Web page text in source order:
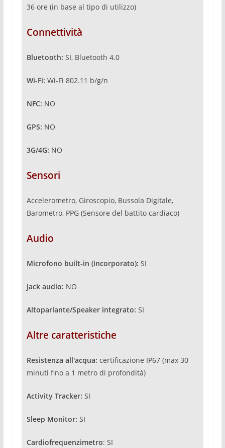
36 ore (in base al tipo di utilizzo)
Connettività
Bluetooth: SI, Bluetooth 4.0
Wi-Fi: Wi-Fi 802.11 b/g/n
NFC: NO
GPS: NO
3G/4G: NO
Sensori
Accelerometro, Giroscopio, Bussola Digitale,
Barometro, PPG (Sensore del battito cardiaco)
Audio
Microfono built-in (incorporato): SI
Jack audio: NO
Altoparlante/Speaker integrato: SI
Altre caratteristiche
Resistenza all'acqua: certificazione IP67 (max 30
minuti fino a 1 metro di profondità)
Activity Tracker: SI
Sleep Monitor: SI
Cardiofrequenzimetro: SI